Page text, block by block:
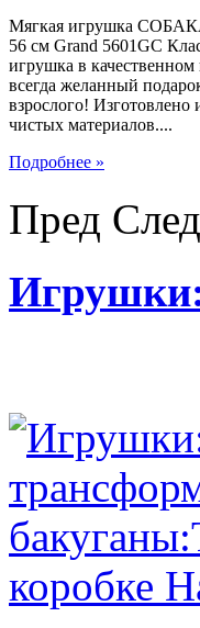
Мягкая игрушка
56 см Grand 5601GC
игрушка в
всегда желанный
взрослого! Изготовлено
чистых материалов....
Подробнее »
Пред След